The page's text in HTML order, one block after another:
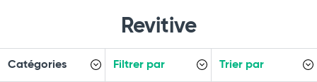
Revitive
Catégories Filtrer par Trier par